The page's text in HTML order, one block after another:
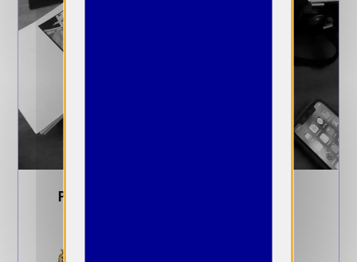
Prix photo Herez Corpo